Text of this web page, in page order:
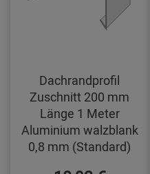
Dachrandprofil
Zuschnitt 200 mm
Länge 1 Meter
Aluminium walzblank
0,8 mm (Standard)